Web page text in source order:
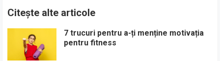
Citește alte articole
7 trucuri pentru a-ți menține motivația
pentru fitness